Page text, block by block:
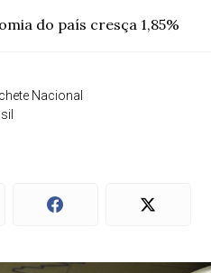
do país cresça 1,85%
Nacional